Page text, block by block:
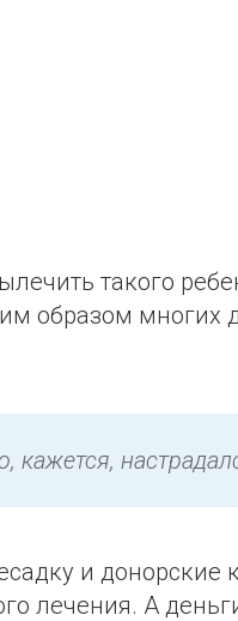
такого
образом многих
кажется,
и донорские
лечения. А